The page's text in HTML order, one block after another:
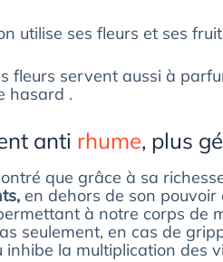
utilise ses fleurs et ses
fleurs servent aussi à
hasard .
anti rhume, plus
que grâce à sa
en dehors de son
à notre corps de
seulement, en cas de
inhibe la multiplication des